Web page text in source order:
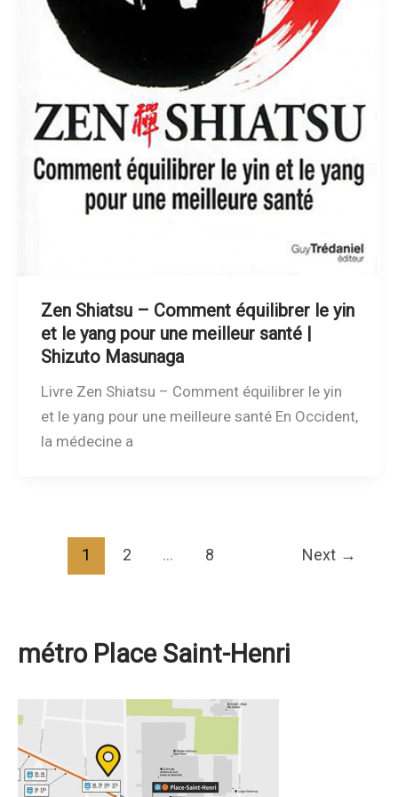
Zen Shiatsu – Comment équilibrer le yin
et le yang pour une meilleur santé |
Shizuto Masunaga
Livre Zen Shiatsu – Comment équilibrer le yin
et le yang pour une meilleure santé En Occident,
la médecine a
1 2 … 8 Next →
métro Place Saint-Henri